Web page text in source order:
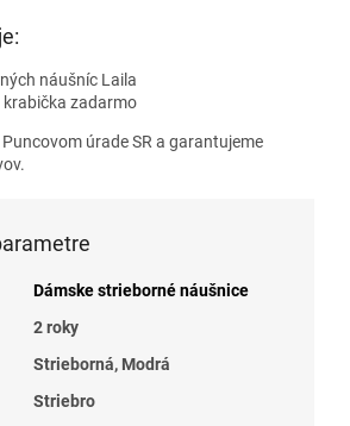
náušníc Laila
krabička zadarmo
úrade SR a garantujeme
Dámske strieborné náušnice
2 roky
Strieborná, Modrá
Striebro